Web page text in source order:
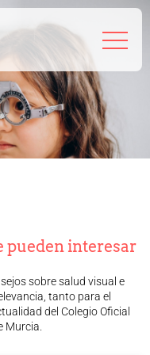
pueden interesar
sobre salud visual e
tanto para el
del Colegio Oficial
Murcia.